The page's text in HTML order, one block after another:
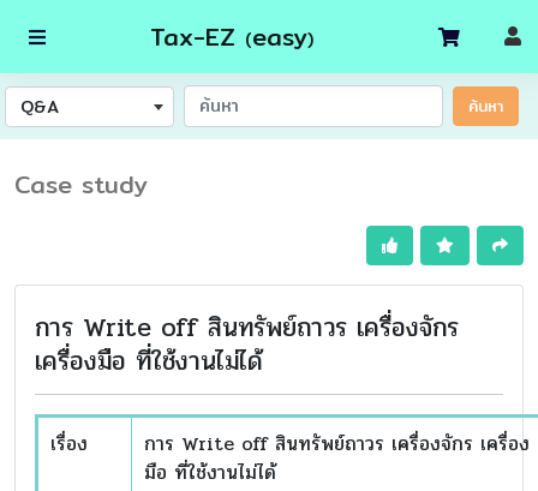
Tax-EZ (easy)
Q&A ค้นหา
Case study
การ Write off สินทรัพย์ถาวร เครื่องจักร
เครื่องมือ ที่ใช้งานไม่ได้
เรื่อง
การ Write off สินทรัพย์ถาวร เครื่องจักร เครื่อง
มือ ที่ใช้งานไม่ได้